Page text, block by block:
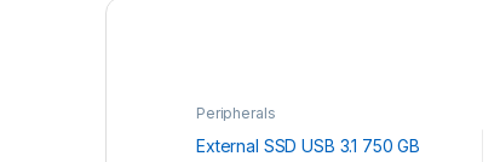
Peripherals
External SSD USB 3.1 750 GB